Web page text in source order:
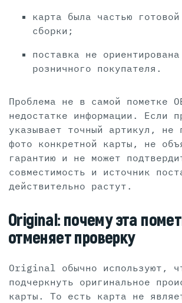
карта была частью готовой
сборки;
поставка не
розничного покупателя.
Проблема не в самой пометке
недостатке информации. Если
указывает точный артикул, не
фото конкретной карты, не
гарантию и не может
совместимость и источник
действительно растут.
Original: почему эта
отменяет проверку
Original обычно используют,
подчеркнуть оригинальное
карты. То есть карта не